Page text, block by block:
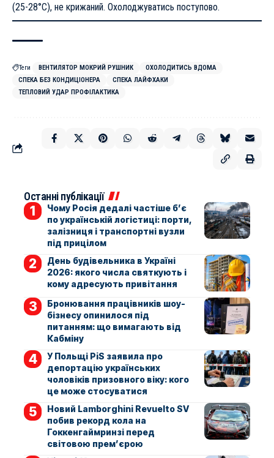
(25-28°C), не крижаний. Охолоджуватись поступово.
Теги ВЕНТИЛЯТОР МОКРИЙ РУШНИК
ОХОЛОДИТИСЬ ВДОМА
СПЕКА БЕЗ КОНДИЦІОНЕРА
СПЕКА ЛАЙФХАКИ
ТЕПЛОВИЙ УДАР ПРОФІЛАКТИКА
Останні публікації
Чому Росія дедалі частіше б’є
по українській логістиці: порти,
залізниця і транспортні вузли
під прицілом
День будівельника в Україні
2026: якого числа святкують і
кому адресують привітання
Бронювання працівників шоу-
бізнесу опинилося під
питанням: що вимагають від
Кабміну
У Польщі PiS заявила про
депортацію українських
чоловіків призовного віку: кого
це може стосуватися
Новий Lamborghini Revuelto SV
побив рекорд кола на
Гоккенгаймринзі перед
світовою прем’єрою